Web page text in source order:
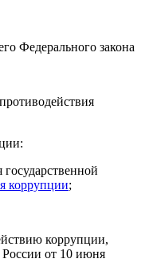
Федерального закона
коррупции;
коррупции,
от 10 июня